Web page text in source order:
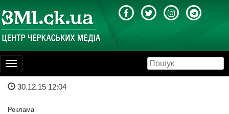
Toggle
navigation
30.12.15 12:04
Реклама